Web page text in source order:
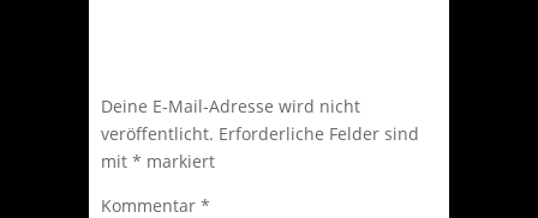
Deine E-Mail-Adresse wird nicht
veröffentlicht. Erforderliche Felder sind
mit * markiert
Kommentar *